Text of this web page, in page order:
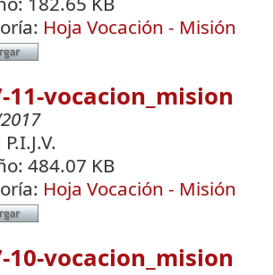
Hoja Vocación - Misión
11-vocacion_mision
P.I.J.V.
484.07 KB
Hoja Vocación - Misión
10-vocacion_mision